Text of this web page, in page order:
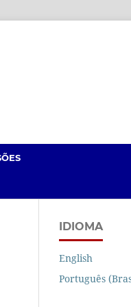
IDIOMA
English
Português